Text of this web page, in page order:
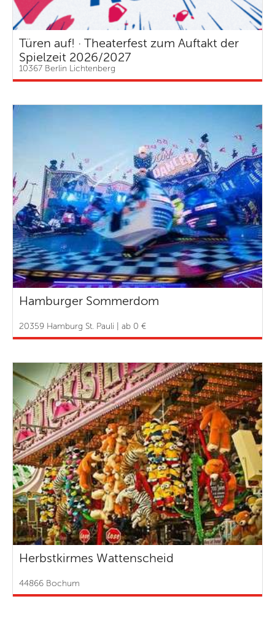
Türen auf! · Theaterfest zum Auftakt der
Spielzeit 2026/2027
10367 Berlin Lichtenberg
Hamburger Sommerdom
20359 Hamburg St. Pauli | ab 0 €
Herbstkirmes Wattenscheid
44866 Bochum